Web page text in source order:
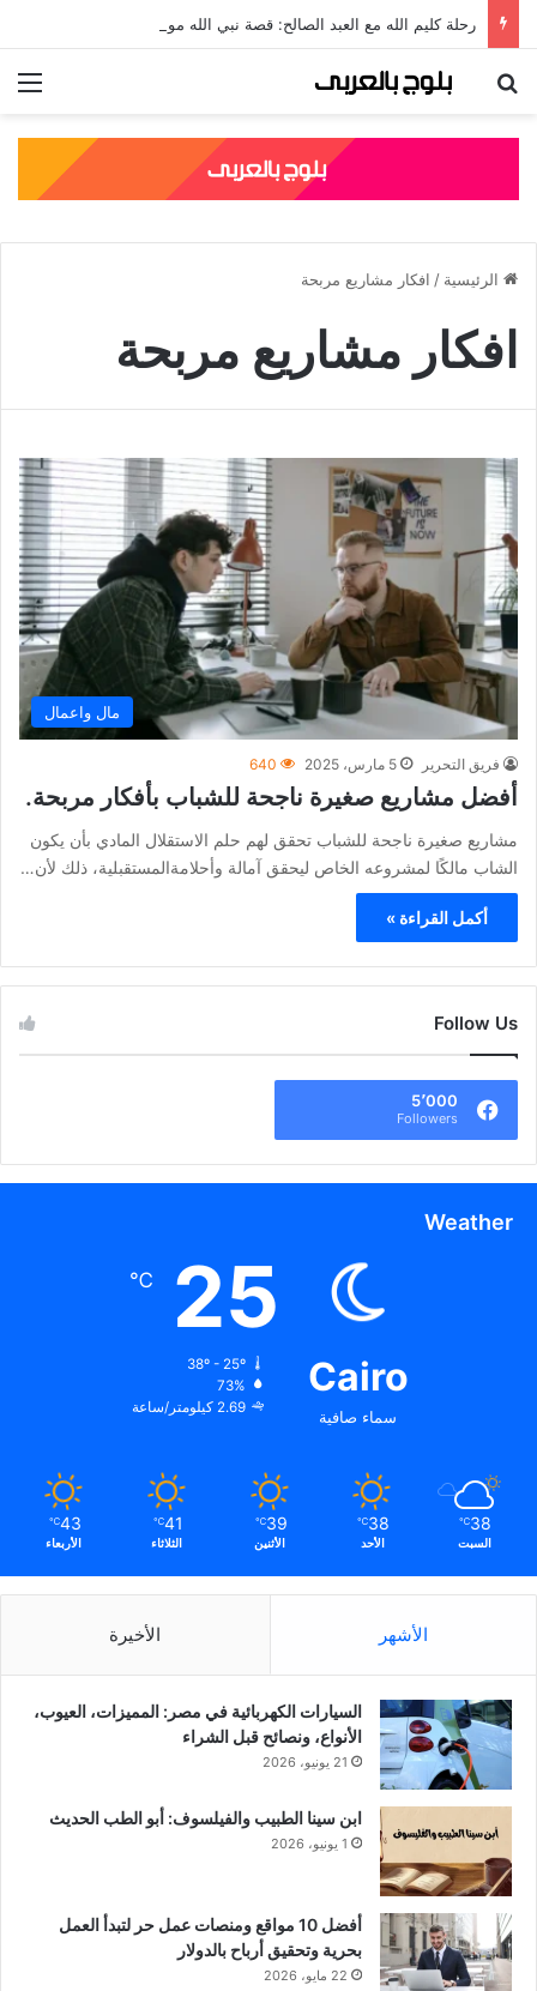
بحث عن
الرئيسية / افكار مشاريع مربحة
افكار مشاريع مربحة
مال واعمال
فريق التحرير 5 مارس، 2025 640
أفضل مشاريع صغيرة ناجحة للشباب بأفكار مربحة.
مشاريع صغيرة ناجحة للشباب تحقق لهم حلم الاستقلال المادي بأن يكون
الشاب مالكًا لمشروعه الخاص ليحقق آمالة وأحلامةالمستقبلية، ذلك لأن…
أكمل القراءة »
Follow Us
5٬000
Followers
Weather
Cairo
سماء صافية
25
℃
38º - 25º
73%
2.69 كيلومتر/ساعة
38
℃
السبت
38
℃
الأحد
39
℃
الأثنين
41
℃
الثلاثاء
43
℃
الأربعاء
الأشهر الأخيرة
السيارات الكهربائية في مصر: المميزات، العيوب،
الأنواع، ونصائح قبل الشراء
21 يونيو، 2026
ابن سينا الطبيب والفيلسوف: أبو الطب الحديث
1 يونيو، 2026
أفضل 10 مواقع ومنصات عمل حر لتبدأ العمل
بحرية وتحقيق أرباح بالدولار
22 مايو، 2026